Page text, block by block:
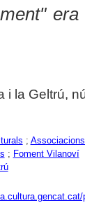
i la Geltrú,
;
; Foment Vilanoví